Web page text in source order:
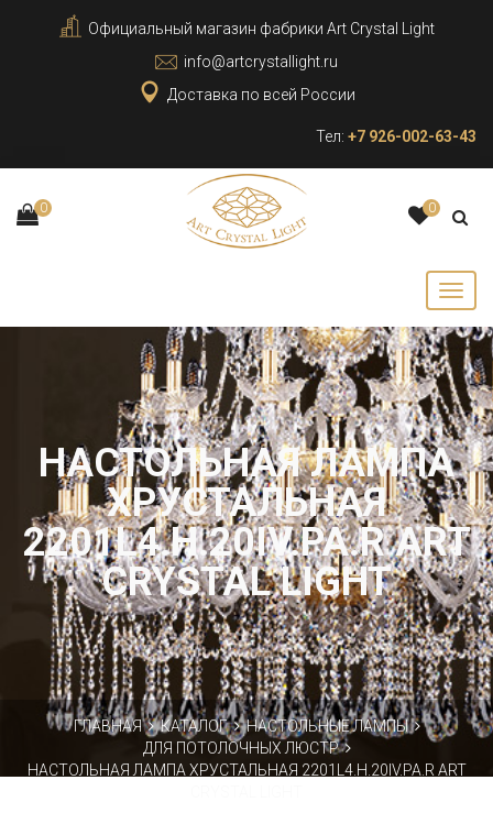
Официальный магазин фабрики Art Crystal Light
info@artcrystallight.ru
Доставка по всей России
Тел: +7 926-002-63-43
0 0
НАСТОЛЬНАЯ ЛАМПА
ХРУСТАЛЬНАЯ
2201L4.H.20IV.PA.R ART
CRYSTAL LIGHT
ГЛАВНАЯ КАТАЛОГ
НАСТОЛЬНЫЕ ЛАМПЫ
ДЛЯ ПОТОЛОЧНЫХ ЛЮСТР
НАСТОЛЬНАЯ ЛАМПА ХРУСТАЛЬНАЯ 2201L4.H.20IV.PA.R ART